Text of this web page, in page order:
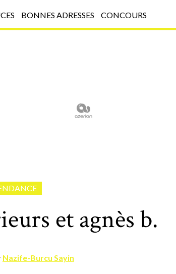
BONNES ADRESSES CONCOURS
et agnès b.
Nazife-Burcu Sayin